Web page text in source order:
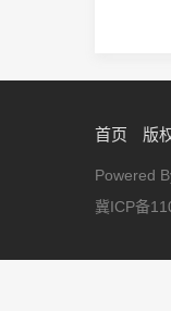
首页 版
Powered
冀ICP备